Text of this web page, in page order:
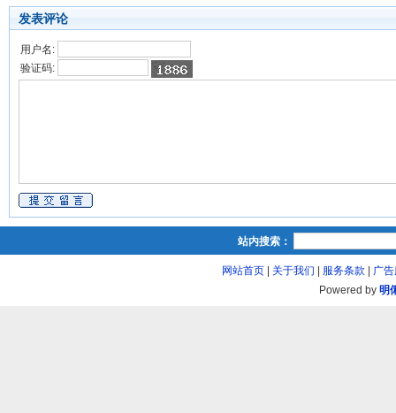
发表评论
用户名:
验证码:
站内搜索：
网站首页| 关于我们 服务条款
广
Powered by 明